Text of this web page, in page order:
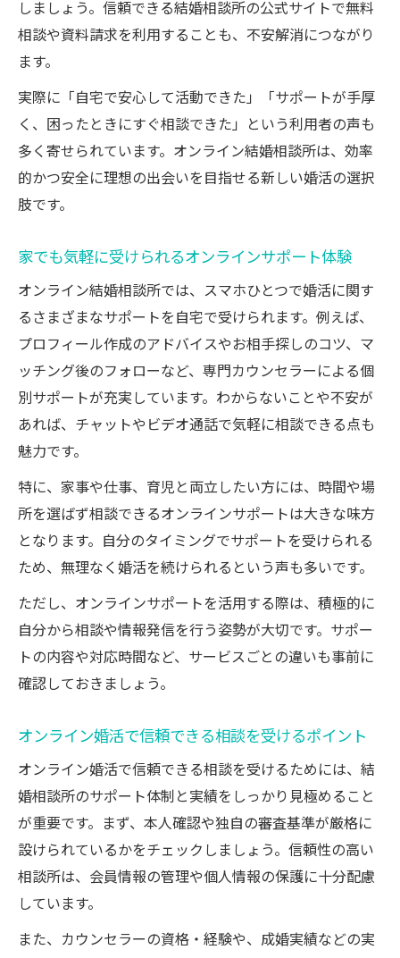
しましょう。信頼できる結婚相談所の公式サイトで無料
相談や資料請求を利用することも、不安解消につながり
ます。
実際に「自宅で安心して活動できた」「サポートが手厚
く、困ったときにすぐ相談できた」という利用者の声も
多く寄せられています。オンライン結婚相談所は、効率
的かつ安全に理想の出会いを目指せる新しい婚活の選択
肢です。
家でも気軽に受けられるオンラインサポート体験
オンライン結婚相談所では、スマホひとつで婚活に関す
るさまざまなサポートを自宅で受けられます。例えば、
プロフィール作成のアドバイスやお相手探しのコツ、マ
ッチング後のフォローなど、専門カウンセラーによる個
別サポートが充実しています。わからないことや不安が
あれば、チャットやビデオ通話で気軽に相談できる点も
魅力です。
特に、家事や仕事、育児と両立したい方には、時間や場
所を選ばず相談できるオンラインサポートは大きな味方
となります。自分のタイミングでサポートを受けられる
ため、無理なく婚活を続けられるという声も多いです。
ただし、オンラインサポートを活用する際は、積極的に
自分から相談や情報発信を行う姿勢が大切です。サポー
トの内容や対応時間など、サービスごとの違いも事前に
確認しておきましょう。
オンライン婚活で信頼できる相談を受けるポイント
オンライン婚活で信頼できる相談を受けるためには、結
婚相談所のサポート体制と実績をしっかり見極めること
が重要です。まず、本人確認や独自の審査基準が厳格に
設けられているかをチェックしましょう。信頼性の高い
相談所は、会員情報の管理や個人情報の保護に十分配慮
しています。
また、カウンセラーの資格・経験や、成婚実績などの実